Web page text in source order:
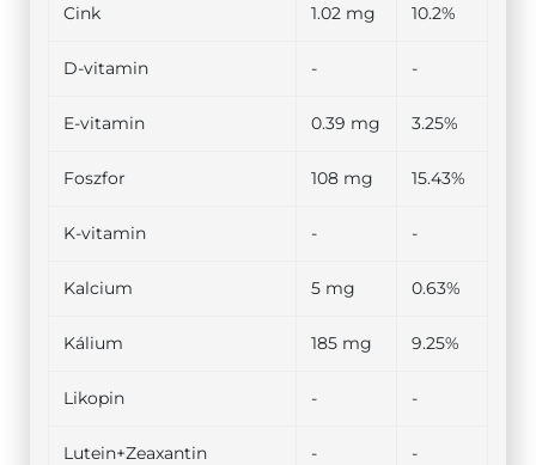
Cink 1.02 mg 10.2%
D-vitamin - -
E-vitamin 0.39 mg 3.25%
Foszfor 108 mg 15.43%
K-vitamin - -
Kalcium 5 mg 0.63%
Kálium 185 mg 9.25%
Likopin - -
Lutein+Zeaxantin - -